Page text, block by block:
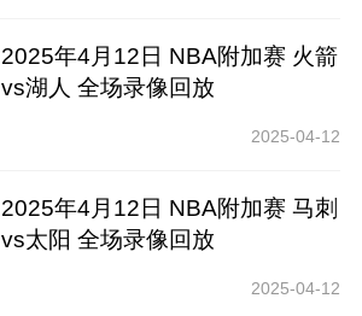
2025年4月12日 NBA附加赛 火箭
vs湖人 全场录像回放
2025-04-12
2025年4月12日 NBA附加赛 马刺
vs太阳 全场录像回放
2025-04-12